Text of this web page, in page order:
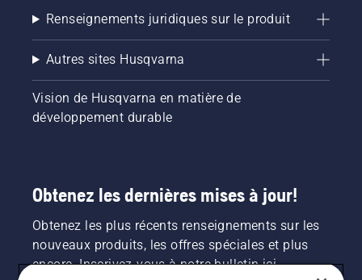
Renseignements juridiques sur le produit
Autres sites Husqvarna
Vision de Husqvarna en matière de
développement durable
Obtenez les dernières mises à jour!
Obtenez les plus récents renseignements sur les
nouveaux produits, les offres spéciales et plus
encore. Inscrivez-vous à notre bulletin ici.